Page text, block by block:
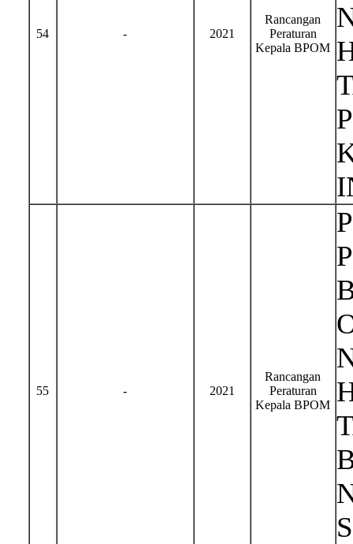
54 - 2021
Rancangan
Peraturan
Kepala BPOM
55 - 2021
Rancangan
Peraturan
Kepala BPOM